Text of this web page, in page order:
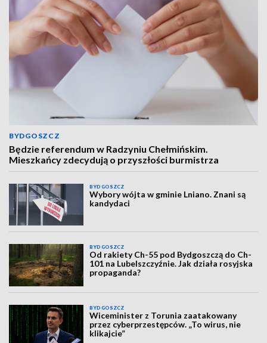
BYDGOSZCZ
Będzie referendum w Radzyniu Chełmińskim.
Mieszkańcy zdecydują o przyszłości burmistrza
BYDGOSZCZ
Wybory wójta w gminie Lniano. Znani są
kandydaci
BYDGOSZCZ
Od rakiety Ch-55 pod Bydgoszczą do Ch-
101 na Lubelszczyźnie. Jak działa rosyjska
propaganda?
BYDGOSZCZ
Wiceminister z Torunia zaatakowany
przez cyberprzestępców. „To wirus, nie
klikajcie”